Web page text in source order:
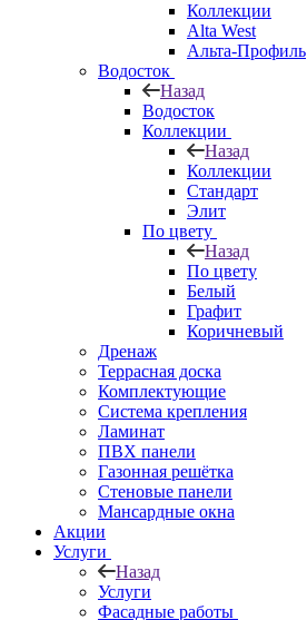
Коллекции
Alta West
Альта-Профиль
Водосток
Назад
Водосток
Коллекции
Назад
Коллекции
Стандарт
Элит
По цвету
Назад
По цвету
Белый
Графит
Коричневый
Дренаж
Террасная доска
Комплектующие
Система крепления
Ламинат
ПВХ панели
Газонная решётка
Стеновые панели
Мансардные окна
Акции
Услуги
Назад
Услуги
Фасадные работы